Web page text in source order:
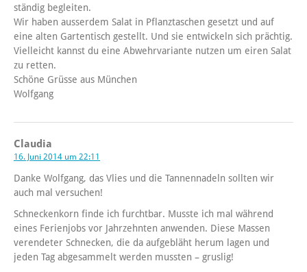
ständig begleiten.
Wir haben ausserdem Salat in Pflanztaschen gesetzt und auf
eine alten Gartentisch gestellt. Und sie entwickeln sich prächtig.
Vielleicht kannst du eine Abwehrvariante nutzen um eiren Salat
zu retten.
Schöne Grüsse aus München
Wolfgang
Claudia
16. Juni 2014 um 22:11
Danke Wolfgang, das Vlies und die Tannennadeln sollten wir
auch mal versuchen!
Schneckenkorn finde ich furchtbar. Musste ich mal während
eines Ferienjobs vor Jahrzehnten anwenden. Diese Massen
verendeter Schnecken, die da aufgebläht herum lagen und
jeden Tag abgesammelt werden mussten – gruslig!